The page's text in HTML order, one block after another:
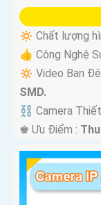
🔅 Chất lượng
👍 Công Nghệ
🔅 Video Ban
SMD.
⛓ Camera
️♚ Ưu Điểm :